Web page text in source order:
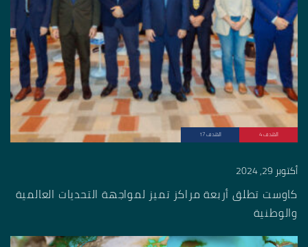
الهدف 4 الهدف 17
أكتوبر 29, 2024
كاوست تطلق أربعة مراكز تميز لمواجهة التحديات العالمية
والوطنية